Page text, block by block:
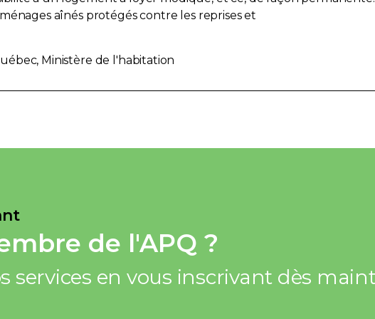
aînés protégés contre les reprises et
Ministère de l'habitation
de l'APQ ?
services en vous inscrivant dès